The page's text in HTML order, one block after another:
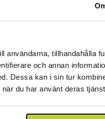
användarna, tillhandahålla
och annan
Dessa kan i sin tur
du har använt deras